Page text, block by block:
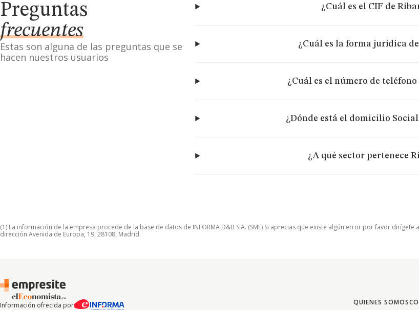
Preguntas
frecuentes
Estas son alguna de las preguntas que se
hacen nuestros usuarios
¿Cuál es el CIF de
¿Cuál es la forma jurídica de
¿Cuál es el número de teléfono
¿Dónde está el domicilio Social
¿A qué sector pertenece
(1) La información de la empresa procede de la base de datos de INFORMA D&B S.A. (SME) Si aprecias que existe algún error por favor
dirección Avenida de Europa, 19, 28108, Madrid.
Información ofrecida por QUIENES SOMOS